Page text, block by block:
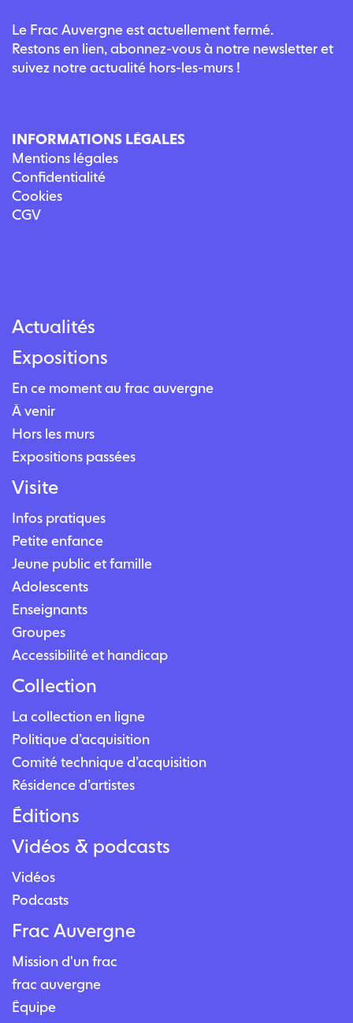
Le Frac Auvergne est actuellement fermé.
Restons en lien, abonnez-vous à notre newsletter et
suivez notre actualité hors-les-murs !
INFORMATIONS LÉGALES
Mentions légales
Confidentialité
Cookies
CGV
Actualités
Expositions
En ce moment au frac auvergne
À venir
Hors les murs
Expositions passées
Visite
Infos pratiques
Petite enfance
Jeune public et famille
Adolescents
Enseignants
Groupes
Accessibilité et handicap
Collection
La collection en ligne
Politique d’acquisition
Comité technique d’acquisition
Résidence d’artistes
Éditions
Vidéos & podcasts
Vidéos
Podcasts
Frac Auvergne
Mission d'un frac
frac auvergne
Équipe